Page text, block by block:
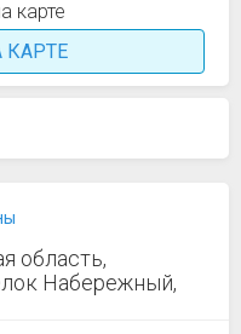
КАРТЕ
область,
Набережный,